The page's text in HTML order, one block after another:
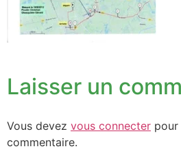
Laisser un
Vous devez vous connecter
commentaire.